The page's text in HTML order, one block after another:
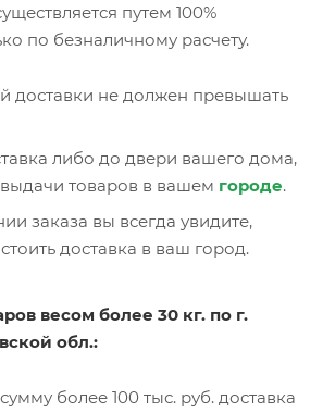
путем 100%
по безналичному расчету.
доставки не должен превышать
либо до двери вашего дома,
товаров в вашем городе.
заказа вы всегда увидите,
доставка в ваш город.
весом более 30 кг. по г.
обл.:
более 100 тыс. руб. доставка